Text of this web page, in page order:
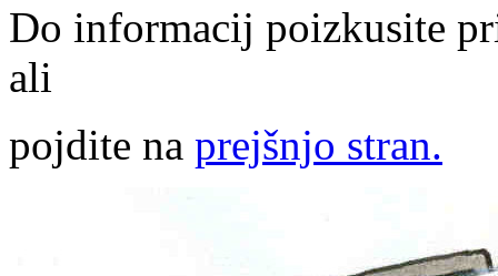
Do informacij poizkusite
ali
pojdite na prejšnjo stran.